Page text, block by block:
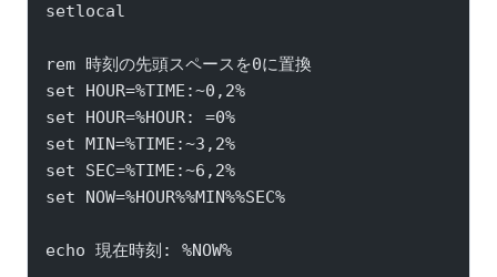
setlocal
rem 時刻の先頭スペースを0に置換
set HOUR=%TIME:~0,2%
set HOUR=%HOUR: =0%
set MIN=%TIME:~3,2%
set SEC=%TIME:~6,2%
set NOW=%HOUR%%MIN%%SEC%
echo 現在時刻: %NOW%